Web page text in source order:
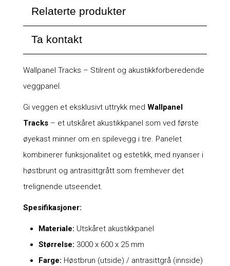
Relaterte produkter
Ta kontakt
Wallpanel Tracks – Stilrent og akustikkforberedende
veggpanel.
Gi veggen et eksklusivt uttrykk med Wallpanel
Tracks– et utskåret akustikkpanel som ved første
øyekast minner om en spilevegg i tre. Panelet
kombinerer funksjonalitet og estetikk, med nyanser i
høstbrunt og antrasittgrått som fremhever det
trelignende utseendet.
Spesifikasjoner:
Materiale: Utskåret akustikkpanel
Størrelse: 3000 x 600 x 25 mm
Farge: Høstbrun (utside) / antrasittgrå (innside)